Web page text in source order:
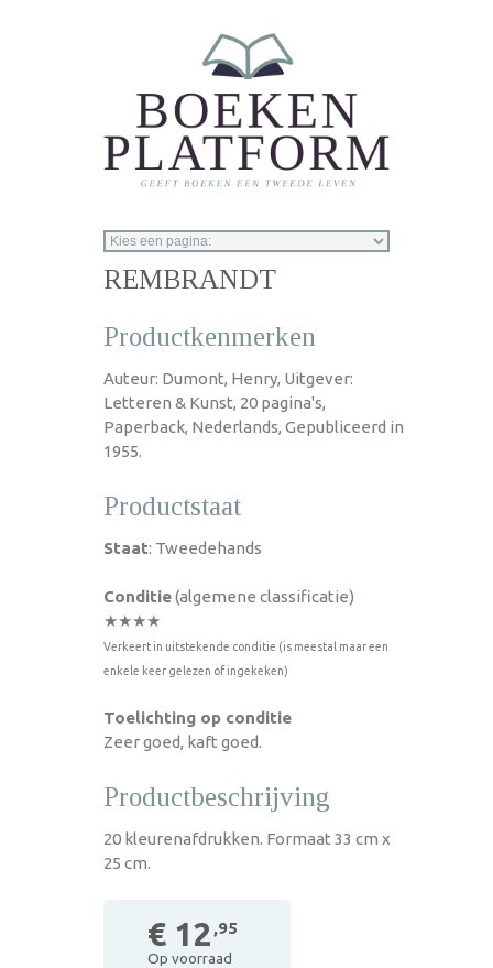
REMBRANDT
Productkenmerken
Auteur: Dumont, Henry, Uitgever:
Letteren & Kunst, 20 pagina's,
Paperback, Nederlands, Gepubliceerd in
1955.
Productstaat
Staat: Tweedehands
Conditie(algemene classificatie)
★★★★
Verkeert in uitstekende conditie (is meestal maar een
enkele keer gelezen of ingekeken)
Toelichting op conditie
Zeer goed, kaft goed.
Productbeschrijving
20 kleurenafdrukken. Formaat 33 cm x
25 cm.
€ 12 ,95
Op voorraad